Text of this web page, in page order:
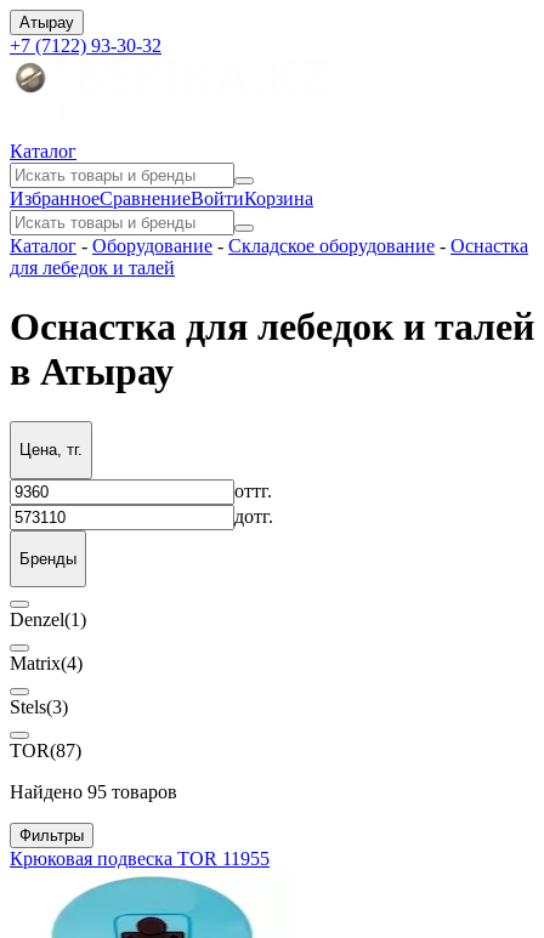
Атырау
+7 (7122) 93-30-32
Каталог
ИзбранноеСравнениеВойтиКорзина
Каталог - Оборудование - Складское оборудование - Оснастка
для лебедок и талей
Оснастка для лебедок и талей
в Атырау
Цена, тг.
оттг.
дотг.
Бренды
Denzel(1)
Matrix(4)
Stels(3)
TOR(87)
Найдено 95 товаров
Фильтры
Крюковая подвеска TOR 11955